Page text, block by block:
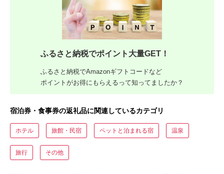
ふるさと納税でポイント大量GET！
ふるさと納税でAmazonギフトコードなど
ポイントがお得にもらえるって知ってましたか？
宿泊券・食事券の返礼品に関連しているカテゴリ
ホテル 旅館・民宿 ペットと泊まれる宿 温泉
旅行 その他